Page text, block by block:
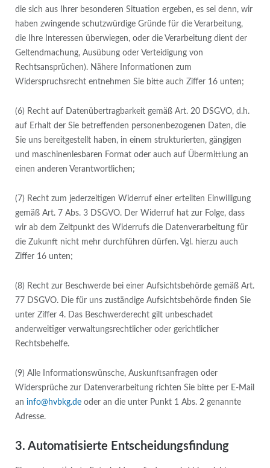
die sich aus Ihrer besonderen Situation ergeben, es sei denn, wir
haben zwingende schutzwürdige Gründe für die Verarbeitung,
die Ihre Interessen überwiegen, oder die Verarbeitung dient der
Geltendmachung, Ausübung oder Verteidigung von
Rechtsansprüchen). Nähere Informationen zum
Widerspruchsrecht entnehmen Sie bitte auch Ziffer 16 unten;
(6) Recht auf Datenübertragbarkeit gemäß Art. 20 DSGVO, d.h.
auf Erhalt der Sie betreffenden personenbezogenen Daten, die
Sie uns bereitgestellt haben, in einem strukturierten, gängigen
und maschinenlesbaren Format oder auch auf Übermittlung an
einen anderen Verantwortlichen;
(7) Recht zum jederzeitigen Widerruf einer erteilten Einwilligung
gemäß Art. 7 Abs. 3 DSGVO. Der Widerruf hat zur Folge, dass
wir ab dem Zeitpunkt des Widerrufs die Datenverarbeitung für
die Zukunft nicht mehr durchführen dürfen. Vgl. hierzu auch
Ziffer 16 unten;
(8) Recht zur Beschwerde bei einer Aufsichtsbehörde gemäß Art.
77 DSGVO. Die für uns zuständige Aufsichtsbehörde finden Sie
unter Ziffer 4. Das Beschwerderecht gilt unbeschadet
anderweitiger verwaltungsrechtlicher oder gerichtlicher
Rechtsbehelfe.
(9) Alle Informationswünsche, Auskunftsanfragen oder
Widersprüche zur Datenverarbeitung richten Sie bitte per E-Mail
an info@hvbkg.deoder an die unter Punkt 1 Abs. 2 genannte
Adresse.
3. Automatisierte Entscheidungsfindung